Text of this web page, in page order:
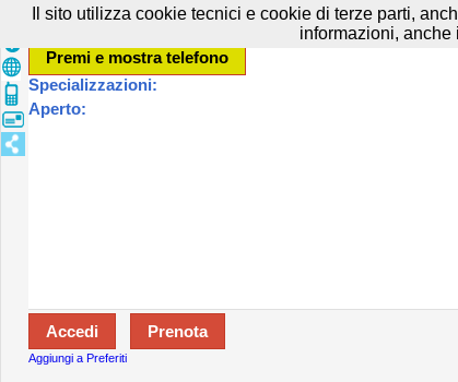
Prenota in tutta sicurezza con HTTPS All rights reserved. Privacy e
Specializzazioni:
Aperto:
Aggiungi a Preferiti
Il sito utilizza cookie tecnici e cookie di terze parti,
informazioni, anche